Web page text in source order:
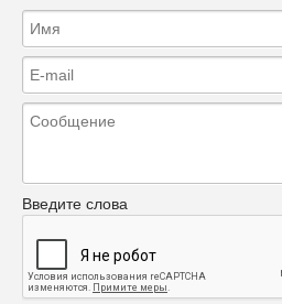
Введите слова